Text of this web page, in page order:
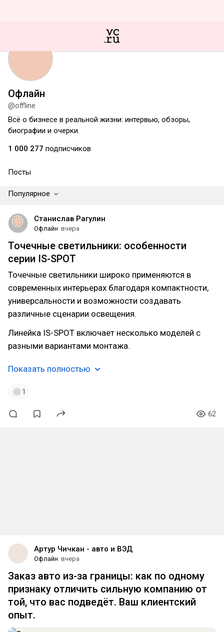
Офлайн
@offline
Всё о бизнесе в реальной жизни: интервью, обзоры,
биографии и очерки.
1 000 277 подписчиков
Посты
Популярное
Станислав Рагулин
Офлайн вчера
Точечные светильники: особенности
серии IS-SPOT
Точечные светильники широко применяются в
современных интерьерах благодаря компактности,
универсальности и возможности создавать
различные сценарии освещения.
Линейка IS-SPOT включает несколько моделей с
разными вариантами монтажа.
Показать полностью
1
62
Артур Чичкан - авто и ВЭД
Офлайн вчера
Заказ авто из-за границы: как по одному
признаку отличить сильную компанию от
той, что вас подведёт. Ваш клиентский
опыт.